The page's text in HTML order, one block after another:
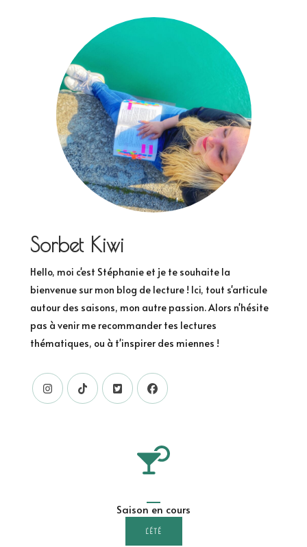
Sorbet Kiwi
Hello, moi c'est Stéphanie et je te souhaite la
bienvenue sur mon blog de lecture ! Ici, tout s'articule
autour des saisons, mon autre passion. Alors n'hésite
pas à venir me recommander tes lectures
thématiques, ou à t'inspirer des miennes !
Saison en cours
L'ÉTÉ